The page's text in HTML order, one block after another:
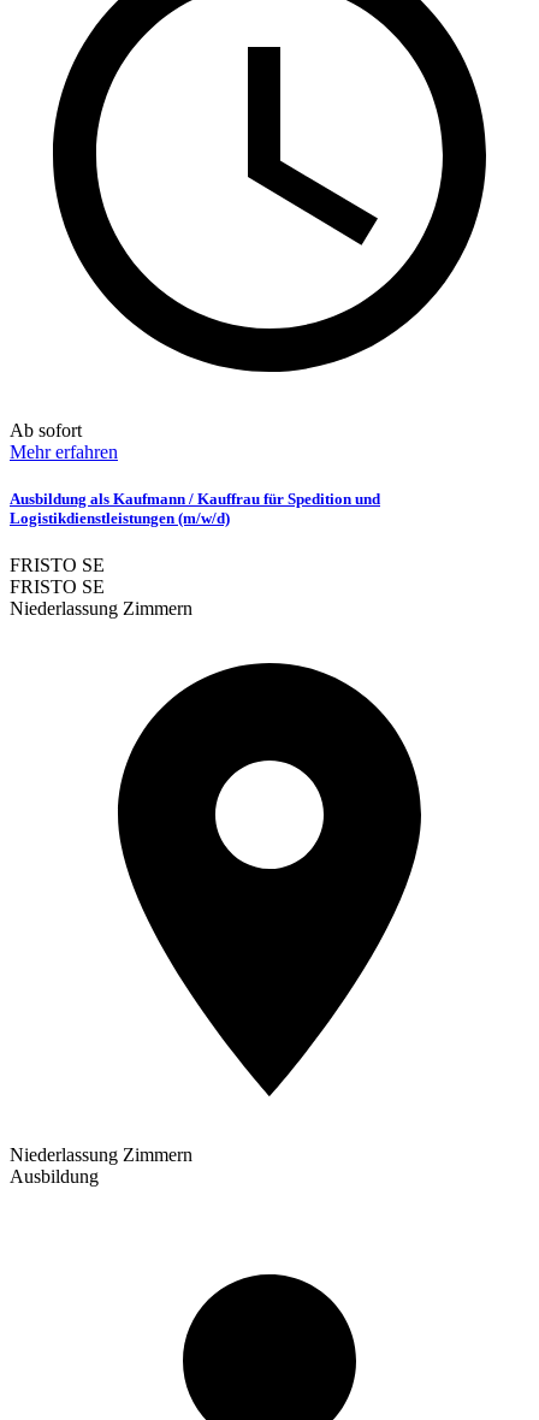
Ab sofort
Mehr erfahren
Ausbildung als Kaufmann / Kauffrau für Spedition und
Logistikdienstleistungen (m/w/d)
FRISTO SE
FRISTO SE
Niederlassung Zimmern
Niederlassung Zimmern
Ausbildung